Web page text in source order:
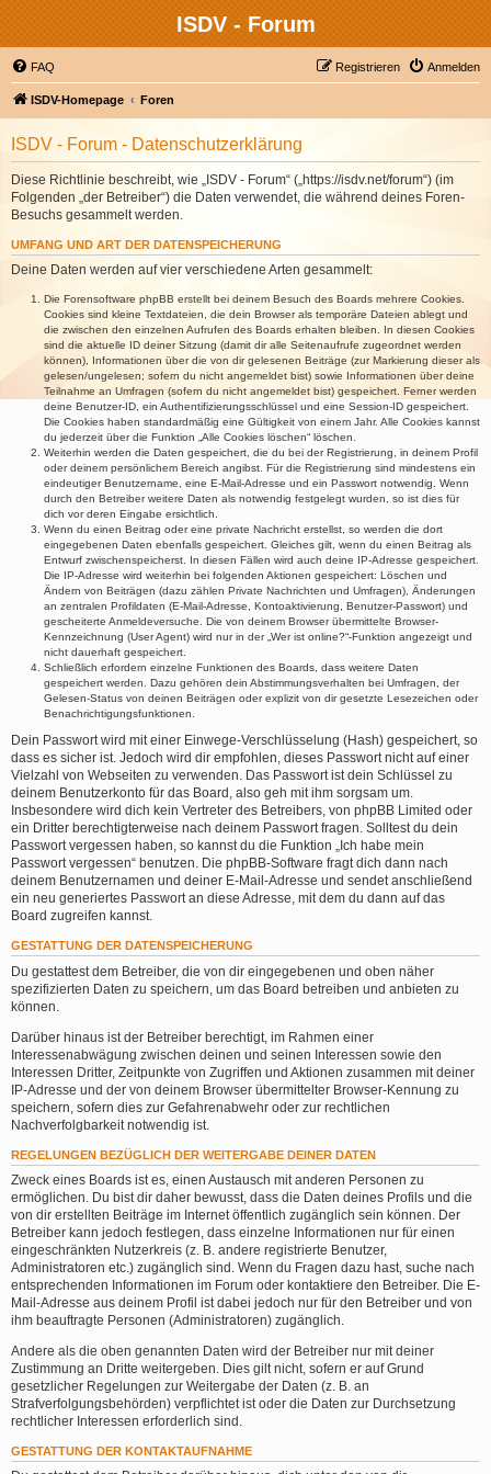
ISDV - Forum
FAQ Anmelden
Registrieren
ISDV-Homepage Foren
ISDV - Forum - Datenschutzerklärung
Diese Richtlinie beschreibt, wie „ISDV - Forum“ („https://isdv.net/forum“) (im
Folgenden „der Betreiber“) die Daten verwendet, die während deines Foren-
Besuchs gesammelt werden.
UMFANG UND ART DER DATENSPEICHERUNG
Deine Daten werden auf vier verschiedene Arten gesammelt:
Die Forensoftware phpBB erstellt bei deinem Besuch des Boards mehrere Cookies.
Cookies sind kleine Textdateien, die dein Browser als temporäre Dateien ablegt und
die zwischen den einzelnen Aufrufen des Boards erhalten bleiben. In diesen Cookies
sind die aktuelle ID deiner Sitzung (damit dir alle Seitenaufrufe zugeordnet werden
können), Informationen über die von dir gelesenen Beiträge (zur Markierung dieser als
gelesen/ungelesen; sofern du nicht angemeldet bist) sowie Informationen über deine
Teilnahme an Umfragen (sofern du nicht angemeldet bist) gespeichert. Ferner werden
deine Benutzer-ID, ein Authentifizierungsschlüssel und eine Session-ID gespeichert.
Die Cookies haben standardmäßig eine Gültigkeit von einem Jahr. Alle Cookies kannst
du jederzeit über die Funktion „Alle Cookies löschen“ löschen.
Weiterhin werden die Daten gespeichert, die du bei der Registrierung, in deinem Profil
oder deinem persönlichem Bereich angibst. Für die Registrierung sind mindestens ein
eindeutiger Benutzername, eine E-Mail-Adresse und ein Passwort notwendig. Wenn
durch den Betreiber weitere Daten als notwendig festgelegt wurden, so ist dies für
dich vor deren Eingabe ersichtlich.
Wenn du einen Beitrag oder eine private Nachricht erstellst, so werden die dort
eingegebenen Daten ebenfalls gespeichert. Gleiches gilt, wenn du einen Beitrag als
Entwurf zwischenspeicherst. In diesen Fällen wird auch deine IP-Adresse gespeichert.
Die IP-Adresse wird weiterhin bei folgenden Aktionen gespeichert: Löschen und
Ändern von Beiträgen (dazu zählen Private Nachrichten und Umfragen), Änderungen
an zentralen Profildaten (E-Mail-Adresse, Kontoaktivierung, Benutzer-Passwort) und
gescheiterte Anmeldeversuche. Die von deinem Browser übermittelte Browser-
Kennzeichnung (User Agent) wird nur in der „Wer ist online?“-Funktion angezeigt und
nicht dauerhaft gespeichert.
Schließlich erfordern einzelne Funktionen des Boards, dass weitere Daten
gespeichert werden. Dazu gehören dein Abstimmungsverhalten bei Umfragen, der
Gelesen-Status von deinen Beiträgen oder explizit von dir gesetzte Lesezeichen oder
Benachrichtigungsfunktionen.
Dein Passwort wird mit einer Einwege-Verschlüsselung (Hash) gespeichert, so
dass es sicher ist. Jedoch wird dir empfohlen, dieses Passwort nicht auf einer
Vielzahl von Webseiten zu verwenden. Das Passwort ist dein Schlüssel zu
deinem Benutzerkonto für das Board, also geh mit ihm sorgsam um.
Insbesondere wird dich kein Vertreter des Betreibers, von phpBB Limited oder
ein Dritter berechtigterweise nach deinem Passwort fragen. Solltest du dein
Passwort vergessen haben, so kannst du die Funktion „Ich habe mein
Passwort vergessen“ benutzen. Die phpBB-Software fragt dich dann nach
deinem Benutzernamen und deiner E-Mail-Adresse und sendet anschließend
ein neu generiertes Passwort an diese Adresse, mit dem du dann auf das
Board zugreifen kannst.
GESTATTUNG DER DATENSPEICHERUNG
Du gestattest dem Betreiber, die von dir eingegebenen und oben näher
spezifizierten Daten zu speichern, um das Board betreiben und anbieten zu
können.
Darüber hinaus ist der Betreiber berechtigt, im Rahmen einer
Interessenabwägung zwischen deinen und seinen Interessen sowie den
Interessen Dritter, Zeitpunkte von Zugriffen und Aktionen zusammen mit deiner
IP-Adresse und der von deinem Browser übermittelter Browser-Kennung zu
speichern, sofern dies zur Gefahrenabwehr oder zur rechtlichen
Nachverfolgbarkeit notwendig ist.
REGELUNGEN BEZÜGLICH DER WEITERGABE DEINER DATEN
Zweck eines Boards ist es, einen Austausch mit anderen Personen zu
ermöglichen. Du bist dir daher bewusst, dass die Daten deines Profils und die
von dir erstellten Beiträge im Internet öffentlich zugänglich sein können. Der
Betreiber kann jedoch festlegen, dass einzelne Informationen nur für einen
eingeschränkten Nutzerkreis (z. B. andere registrierte Benutzer,
Administratoren etc.) zugänglich sind. Wenn du Fragen dazu hast, suche nach
entsprechenden Informationen im Forum oder kontaktiere den Betreiber. Die E-
Mail-Adresse aus deinem Profil ist dabei jedoch nur für den Betreiber und von
ihm beauftragte Personen (Administratoren) zugänglich.
Andere als die oben genannten Daten wird der Betreiber nur mit deiner
Zustimmung an Dritte weitergeben. Dies gilt nicht, sofern er auf Grund
gesetzlicher Regelungen zur Weitergabe der Daten (z. B. an
Strafverfolgungsbehörden) verpflichtet ist oder die Daten zur Durchsetzung
rechtlicher Interessen erforderlich sind.
GESTATTUNG DER KONTAKTAUFNAHME